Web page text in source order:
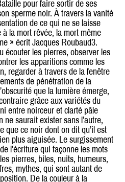
pour faire sortir de ses
sperme noir. À travers la vanité
de ce qui ne se laisse
la mort rêvée, la mort même
» écrit Jacques Roubaud3.
écouter les pierres, observer les
les apparitions comme les
regarder à travers de la fenêtre
de pénétration de la
que la lumière émerge,
grâce aux variétés du
entre noirceur et clarté pâle
ne saurait exister sans l’autre,
que ce noir dont on dit qu’il est
plus aiguisée. Le surgissement
l’écriture qui façonne les mots
pierres, biles, nuits, humeurs,
mythes, qui sont autant de
De la couleur à la